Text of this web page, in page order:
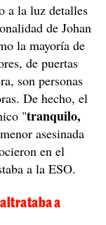
a la luz detalles
de Johan
la mayoría de
de puertas
son personas
De hecho, el
"tranquilo,
asesinada
en el
a la ESO.